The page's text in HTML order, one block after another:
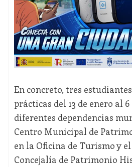
En concreto, tres
prácticas del 13 de enero al
diferentes dependencias
Centro Municipal de
en la Oficina de Turismo y
Concejalía de Patrimonio